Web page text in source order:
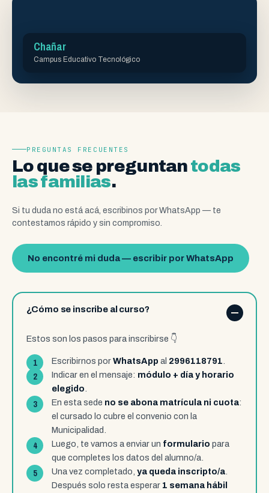
Chañar
Campus Educativo Tecnológico
PREGUNTAS FRECUENTES
Lo que se preguntantodas
las familias.
Si tu duda no está acá, escribinos por WhatsApp — te
contestamos rápido y sin compromiso.
No encontré mi duda — escribir por WhatsApp
¿Cómo se inscribe al curso?
Estos son los pasos para inscribirse 👇
Escribirnos porWhatsApp al 2996118791
Indicar en el mensaje: módulo + día y horario
elegido
En esta sede no se abona matrícula ni cuota:
el cursado lo cubre el convenio con la
Municipalidad.
Luego, te vamos a enviar un formulario para
que completes los datos del alumno/a.
Una vez completado, ya queda inscripto/a.
Después solo resta esperar 1 semana hábil